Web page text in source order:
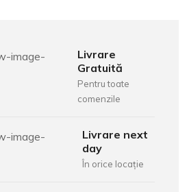
Livrare
Gratuită
Pentru toate
comenzile
Livrare next
day
În orice locație